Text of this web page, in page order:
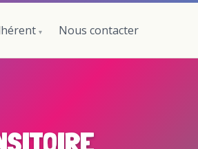
Nous contacter